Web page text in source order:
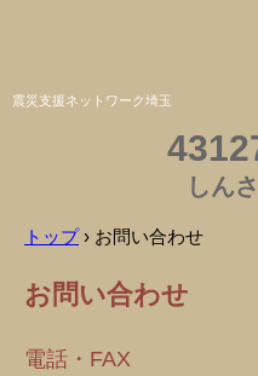
震災支援ネットワーク埼玉
しん
トップ› お問い合わせ
お問い合わせ
電話・FAX